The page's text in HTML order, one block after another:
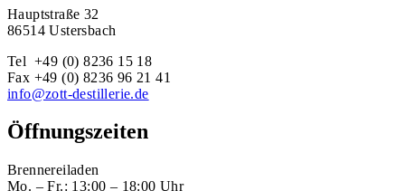
Hauptstraße 32
86514 Ustersbach
Tel +49 (0) 8236 15 18
Fax +49 (0) 8236 96 21 41
info@zott-destillerie.de
Öffnungszeiten
Brennereiladen
Mo. – Fr.: 13:00 – 18:00 Uhr